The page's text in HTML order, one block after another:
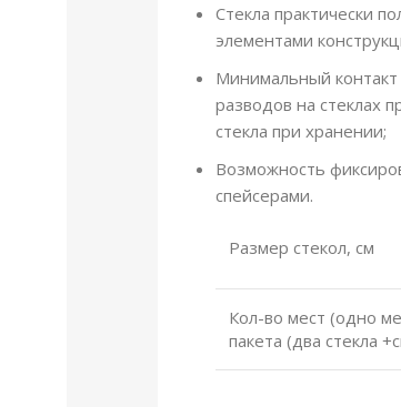
Стекла практически
элементами
Минимальный контакт
разводов на стеклах
стекла при хранении;
Возможность
спейсерами.
Размер стекол, см
Кол-во мест (одно
пакета (два стекла